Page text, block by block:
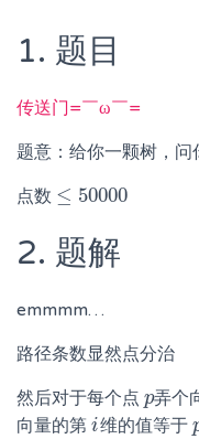
1. 题目
传送门=￣ω￣=
题意：给你一颗树，问
点数 ≤ 50000
≤50000
2. 题解
emmmm…
路径条数显然点分治
然后对于每个点 p
p弄个
向量的第 i
i 维的值等于